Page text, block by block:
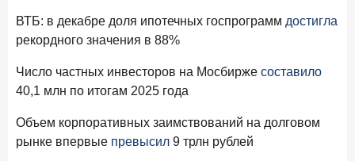
ВТБ: в декабре доля ипотечных госпрограмм достигла
рекордного значения в 88%
Число частных инвесторов на Мосбирже составило
40,1 млн по итогам 2025 года
Объем корпоративных заимствований на долговом
рынке впервые превысил 9 трлн рублей